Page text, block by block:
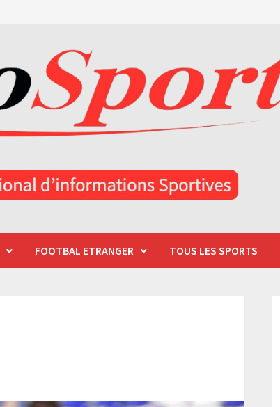
FOOTBAL ETRANGER TOUS LES SPORTS